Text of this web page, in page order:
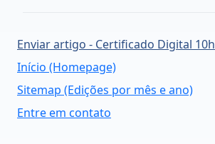
Enviar artigo - Certificado Digital 10h
Início (Homepage)
Sitemap (Edições por mês e ano)
Entre em contato